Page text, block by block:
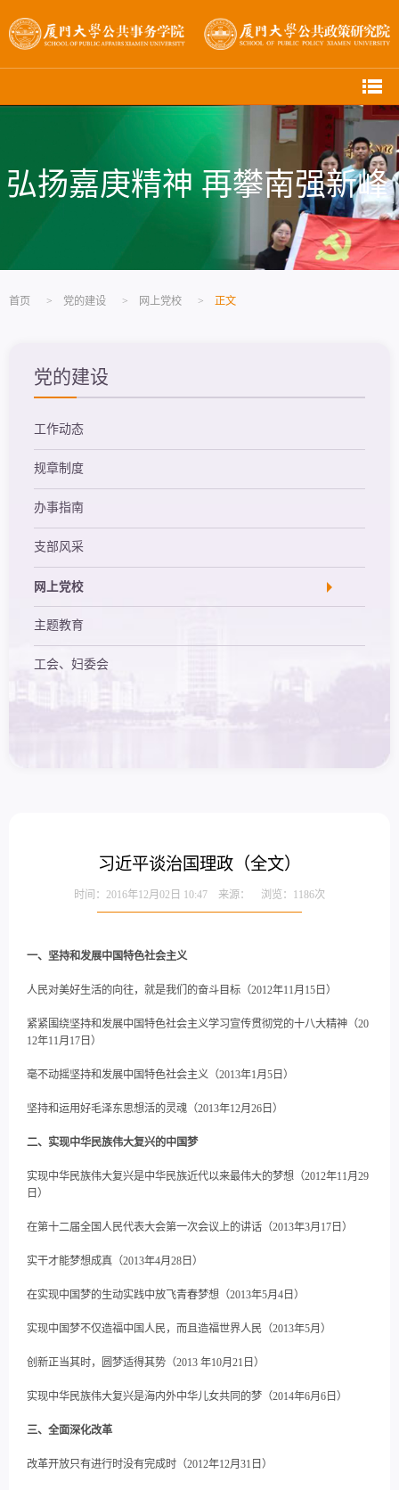
弘扬嘉庚精神 再攀南强新峰
首页 > 党的建设 > 网上党校 > 正文
党的建设
工作动态
规章制度
办事指南
支部风采
网上党校
主题教育
工会、妇委会
习近平谈治国理政（全文）
时间：2016年12月02日 10:47 来源： 浏览： 1186次
一、坚持和发展中国特色社会主义
人民对美好生活的向往，就是我们的奋斗目标（2012年11月15日）
紧紧围绕坚持和发展中国特色社会主义学习宣传贯彻党的十八大精神（20
12年11月17日）
毫不动摇坚持和发展中国特色社会主义（2013年1月5日）
坚持和运用好毛泽东思想活的灵魂（2013年12月26日）
二、实现中华民族伟大复兴的中国梦
实现中华民族伟大复兴是中华民族近代以来最伟大的梦想（2012年11月29
日）
在第十二届全国人民代表大会第一次会议上的讲话（2013年3月17日）
实干才能梦想成真（2013年4月28日）
在实现中国梦的生动实践中放飞青春梦想（2013年5月4日）
实现中国梦不仅造福中国人民，而且造福世界人民（2013年5月）
创新正当其时，圆梦适得其势（2013 年10月21日）
实现中华民族伟大复兴是海内外中华儿女共同的梦（2014年6月6日）
三、全面深化改革
改革开放只有进行时没有完成时（2012年12月31日）